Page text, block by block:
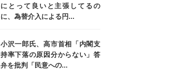
にとって良いと主張してるの
に、為替介入による円...
小沢一郎氏、高市首相「内閣支
持率下落の原因分からない」答
弁を批判「民意への...